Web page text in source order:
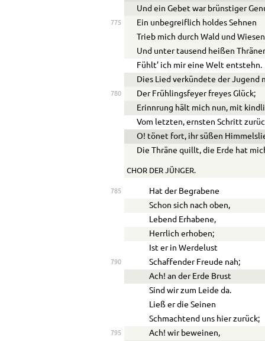
Und ein Gebet war brünstiger
775
Ein unbegreiflich holdes Sehnen
Trieb mich durch Wald und
Und unter tausend heißen
Fühlt’ ich mir eine Welt entstehn.
Dies Lied verkündete der Jugend
780
Der Frühlingsfeyer freyes Glück;
Erinnrung hält mich nun, mit
Vom letzten, ernsten Schritt
O! tönet fort, ihr süßen
Die Thräne quillt, die Erde hat
CHOR DER JÜNGER.
785
Hat der Begrabene
Schon sich nach oben,
Lebend Erhabene,
Herrlich erhoben;
Ist er in Werdelust
790
Schaffender Freude nah;
Ach! an der Erde Brust
Sind wir zum Leide da.
Ließ er die Seinen
Schmachtend uns hier zurück;
795 Ach! wir beweinen,